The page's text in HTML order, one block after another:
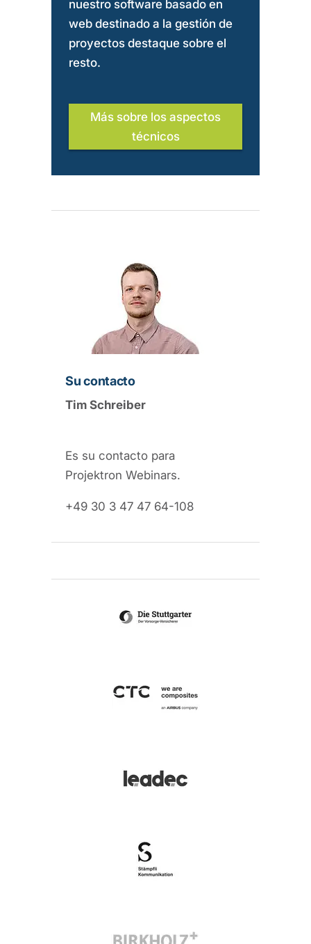
nuestro software basado en
web destinado a la gestión de
proyectos destaque sobre el
resto.
Más sobre los aspectos
técnicos
Su contacto
Tim Schreiber
Es su contacto para
Projektron Webinars.
+49 30 3 47 47 64-108